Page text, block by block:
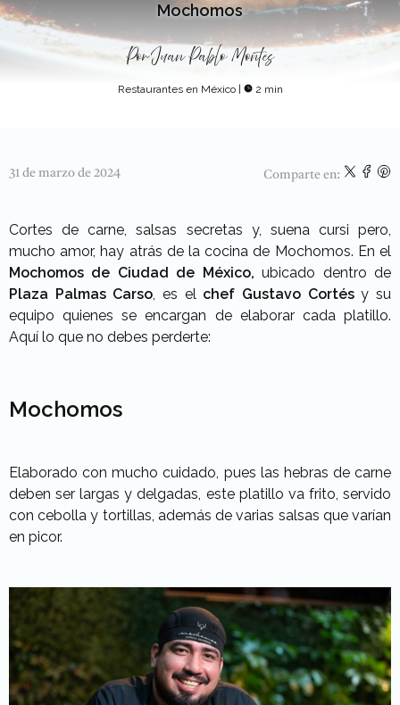
Mochomos
PorJuan Pablo Montes
Restaurantes en México 2 min
31 de marzo de 2024 Comparte en:
Cortes de carne, salsas secretas y, suena cursi pero,
mucho amor, hay atrás de la cocina de Mochomos. En el
Mochomos de Ciudad de México, ubicado dentro de
Plaza Palmas Carso, es el chef Gustavo Cortésy su
equipo quienes se encargan de elaborar cada platillo.
Aquí lo que no debes perderte:
Mochomos
Elaborado con mucho cuidado, pues las hebras de carne
deben ser largas y delgadas, este platillo va frito, servido
con cebolla y tortillas, además de varias salsas que varían
en picor.